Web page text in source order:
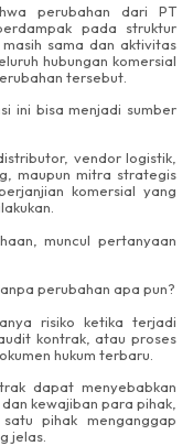
perubahan dari PT
pada struktur
sama dan aktivitas
hubungan komersial
tersebut.
ini bisa menjadi sumber
vendor logistik,
maupun mitra strategis
komersial yang
muncul pertanyaan
perubahan apa pun?
risiko ketika terjadi
kontrak, atau proses
hukum terbaru.
dapat menyebabkan
kewajiban para pihak,
pihak menganggap
jelas.